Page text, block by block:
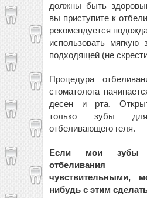
должны быть
вы приступите к
рекомендуется
использовать
подходящей (не
Процедура
стоматолога
десен и рта.
только зубы для
отбеливающего геля.
Если мои зубы
чувствительными,
нибудь с этим